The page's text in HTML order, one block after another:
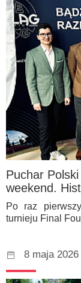
Puchar
weekend.
Po raz
turnieju Final
8 maja 2026